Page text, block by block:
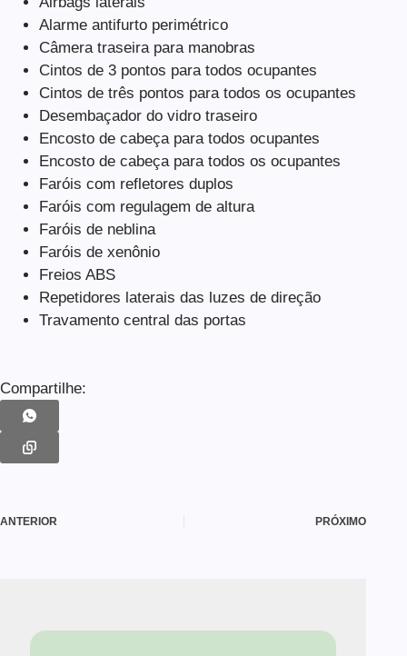
Alarme antifurto perimétrico
Câmera traseira para manobras
Cintos de 3 pontos para todos ocupantes
Cintos de três pontos para todos os ocupantes
Desembaçador do vidro traseiro
Encosto de cabeça para todos ocupantes
Encosto de cabeça para todos os ocupantes
Faróis com refletores duplos
Faróis com regulagem de altura
Faróis de neblina
Faróis de xenônio
Freios ABS
Repetidores laterais das luzes de direção
Travamento central das portas
Compartilhe:
ANTERIOR PRÓXIMO